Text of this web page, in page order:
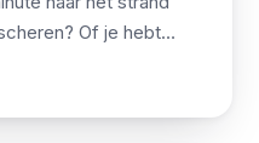
Of je hebt…